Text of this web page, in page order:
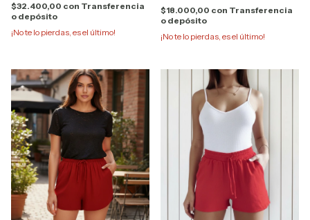
$32.400,00 con Transferencia
o depósito
¡No te lo pierdas, es el último!
$18.000,00 con Transferencia
o depósito
¡No te lo pierdas, es el último!